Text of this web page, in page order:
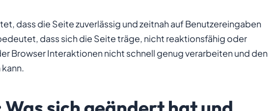
dass die Seite zuverlässig und zeitnah auf Benutzereingaben
dass sich die Seite träge, nicht reaktionsfähig oder
Browser Interaktionen nicht schnell genug verarbeiten und den